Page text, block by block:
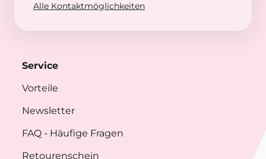
Alle Kontaktmöglichkeiten
Service
Vorteile
Newsletter
FAQ - Häufige Fragen
Retourenschein